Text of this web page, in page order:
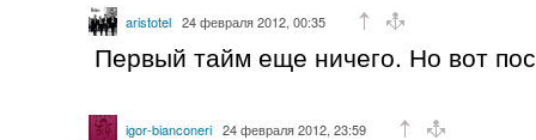
aristotel 24 февраля 2012, 00:35
Первый тайм еще ничего. Но вот
igor-bianconeri 24 февраля 2012, 23:59